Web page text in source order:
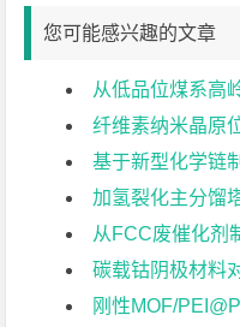
您可能感兴趣的文章
从低品位煤系高岭土
纤维素纳米晶原位接枝聚
基于新型化学链制
加氢裂化主分馏
从FCC废催化剂
碳载钴阴极材料
刚性MOF/PEI@PAN